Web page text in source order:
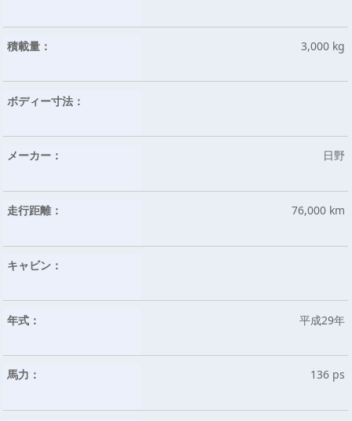
積載量： 3,000 kg
ボディー寸法：
メーカー： 日野
走行距離： 76,000 km
キャビン：
年式： 平成29年
馬力： 136 ps